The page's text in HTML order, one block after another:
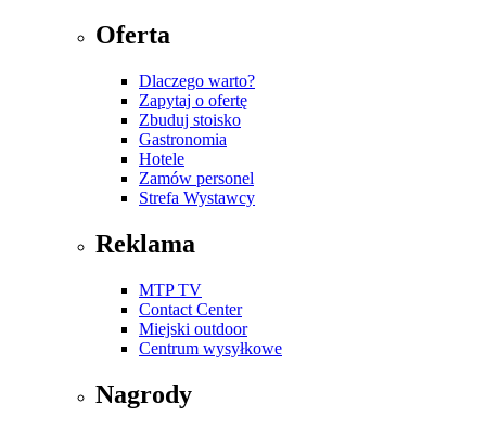
Oferta
Dlaczego warto?
Zapytaj o ofertę
Zbuduj stoisko
Gastronomia
Hotele
Zamów personel
Strefa Wystawcy
Reklama
MTP TV
Contact Center
Miejski outdoor
Centrum wysyłkowe
Nagrody